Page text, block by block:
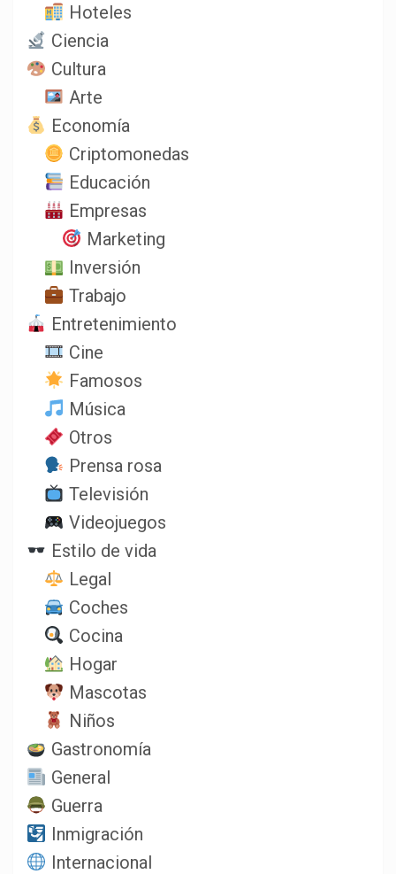
Hoteles
Ciencia
Cultura
Arte
Economía
Criptomonedas
Educación
Empresas
Marketing
Inversión
Trabajo
Entretenimiento
Cine
Famosos
Música
Otros
Prensa rosa
Televisión
Videojuegos
Estilo de vida
Legal
Coches
Cocina
Hogar
Mascotas
Niños
Gastronomía
General
Guerra
Inmigración
Internacional